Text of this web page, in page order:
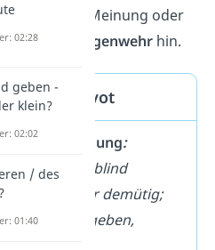
deren Meinung oder
ohne Gegenwehr hin.
/ devot
devot Bedeutung:
unterwürfig, blind
ergeben, sehr demütig;
auch: gottergeben,
02:28
geben -
klein?
02:02
/ des
01:40